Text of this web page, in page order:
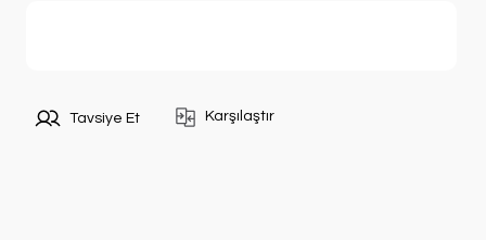
Tavsiye Et Karşılaştır